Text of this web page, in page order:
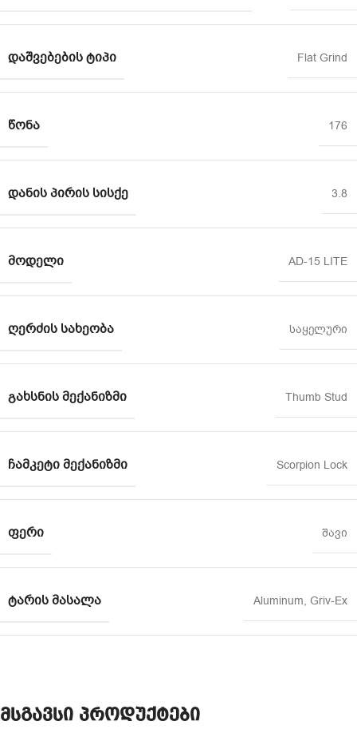
ᲓᲐᲨᲕᲔᲑᲔᲑᲘᲡ ᲢᲘᲞᲘ Flat Grind
ᲬᲝᲜᲐ 176
ᲓᲐᲜᲘᲡ ᲞᲘᲠᲘᲡ ᲡᲘᲡᲥᲔ 3.8
ᲛᲝᲓᲔᲚᲘ AD-15 LITE
ᲦᲔᲠᲫᲘᲡ ᲡᲐᲮᲔᲝᲑᲐ საყელური
ᲒᲐᲮᲡᲜᲘᲡ ᲛᲔᲥᲐᲜᲘᲖᲛᲘ Thumb Stud
ᲩᲐᲛᲙᲔᲢᲘ ᲛᲔᲥᲐᲜᲘᲖᲛᲘ Scorpion Lock
ᲤᲔᲠᲘ შავი
ᲢᲐᲠᲘᲡ ᲛᲐᲡᲐᲚᲐ Aluminum, Griv-Ex
მსგავსი პროდუქტები